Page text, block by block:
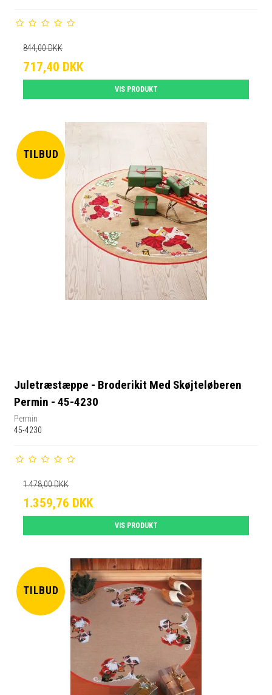
844,00 DKK
717,40 DKK
VIS PRODUKT
TILBUD
Juletræstæppe - Broderikit Med Skøjteløberen
Permin - 45-4230
Permin
45-4230
1.478,00 DKK
1.359,76 DKK
VIS PRODUKT
TILBUD